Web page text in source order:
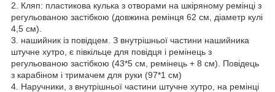
2. Кляп: пластикова кулька з отворами на шкіряному ремінці з
регульованою застібкою (довжина ремінця 62 см, діаметр кулі
4,5 см).
3. нашийник із повідцем. З внутрішньої частини нашийника
штучне хутро, є півкільце для повідця і ремінець з
регульованою застібкою (43*5 см, ремінець + 8 см). Повідець
з карабіном і тримачем для руки (97*1 см)
4. Наручники, з внутрішньої частини штучне хутро, на ремінці